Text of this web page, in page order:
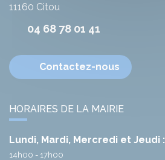
11160 Citou
04 68 78 01 41
Contactez-nous
HORAIRES DE LA MAIRIE
Lundi, Mardi, Mercredi et Jeudi :
14h00 - 17h00